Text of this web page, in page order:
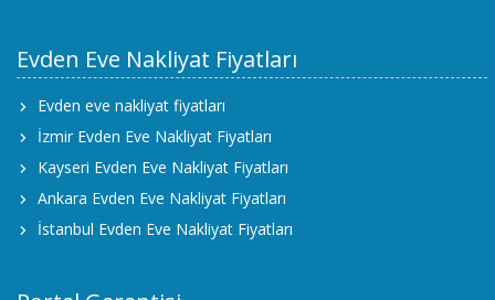
Evden Eve Nakliyat Fiyatları
Evden eve nakliyat fiyatları
İzmir Evden Eve Nakliyat Fiyatları
Kayseri Evden Eve Nakliyat Fiyatları
Ankara Evden Eve Nakliyat Fiyatları
İstanbul Evden Eve Nakliyat Fiyatları